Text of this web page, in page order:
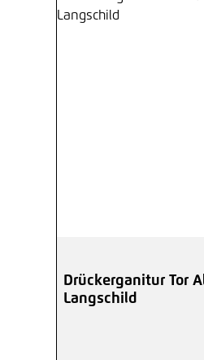
Drückerganitur Tor
Langschild